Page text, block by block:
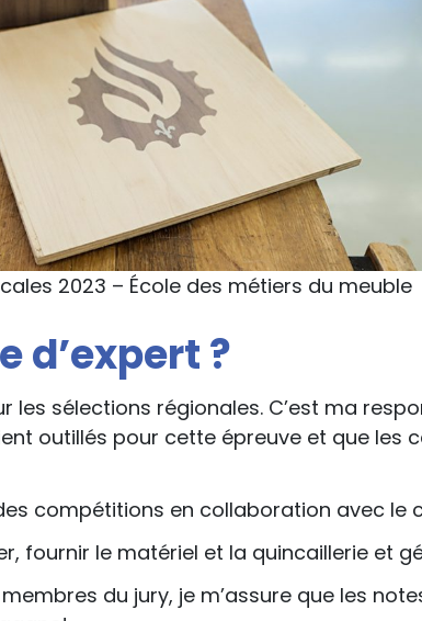
2023 – École des métiers du meuble
d’expert ?
les sélections régionales. C’est ma
outillés pour cette épreuve et que les
compétitions en collaboration avec le
fournir le matériel et la quincaillerie et
du jury, je m’assure que les